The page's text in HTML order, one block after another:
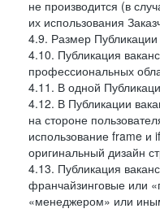
не производится (в
их использования
4.9. Размер
4.10. Публикация
профессиональных
4.11. В одной
4.12. В Публикации
на стороне
использование frame
оригинальный дизайн
4.13. Публикация
франчайзинговые или
«менеджером» или